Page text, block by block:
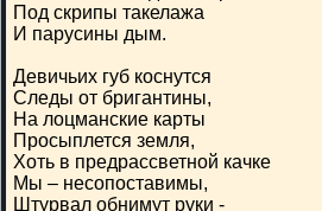
Под скрипы такелажа
И парусины дым.
Девичьих губ коснутся
Следы от бригантины,
На лоцманские карты
Просыплется земля,
Хоть в предрассветной качке
Мы – несопоставимы,
Штурвал обнимут руки -